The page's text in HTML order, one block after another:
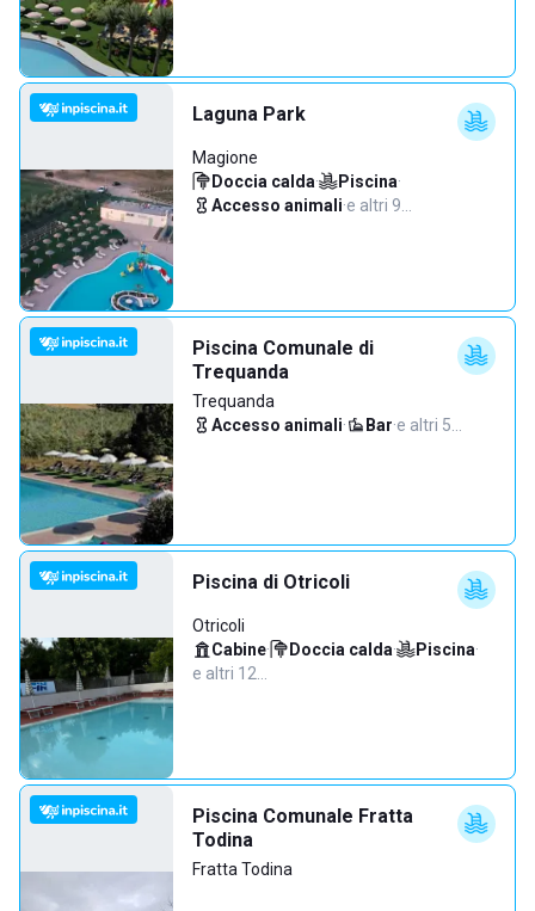
Laguna Park
Magione
Doccia calda· Piscina·
Accesso animali·e altri 9…
Piscina Comunale di
Trequanda
Trequanda
Accesso animali· Bar·e altri 5…
Piscina di Otricoli
Otricoli
Cabine· Doccia calda· Piscina·
e altri 12…
Piscina Comunale Fratta
Todina
Fratta Todina